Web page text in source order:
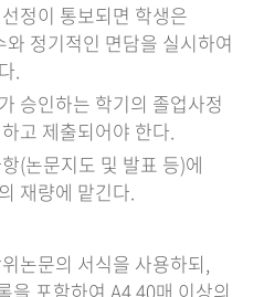
정이 통보되면 학생은
정기적인 면담을 실시하여
.
승인하는 학기의 졸업사정
고 제출되어야 한다.
(논문지도 및 발표 등)에
재량에 맡긴다.
논문의 서식을 사용하되,
을 포함하여 A4 40매 이상의